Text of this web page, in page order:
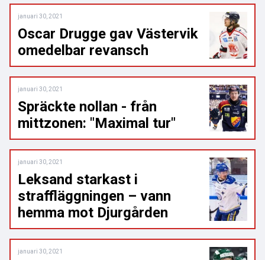
januari 30, 2021
Oscar Drugge gav Västervik
omedelbar revansch
januari 30, 2021
Spräckte nollan - från
mittzonen: "Maximal tur"
januari 30, 2021
Leksand starkast i
straffläggningen – vann
hemma mot Djurgården
januari 30, 2021